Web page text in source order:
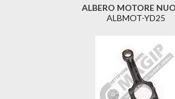
ALBERO MOTORE
ALBMOT-YD25